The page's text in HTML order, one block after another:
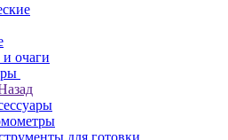
очаги
для готовки